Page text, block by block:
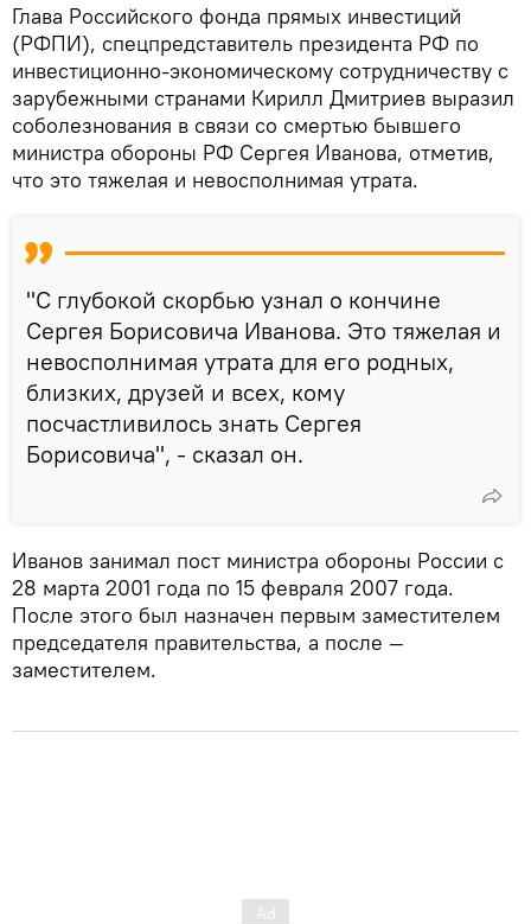
Глава Российского фонда прямых инвестиций
(РФПИ), спецпредставитель президента РФ по
инвестиционно-экономическому сотрудничеству с
зарубежными странами Кирилл Дмитриев выразил
соболезнования в связи со смертью бывшего
министра обороны РФ Сергея Иванова, отметив,
что это тяжелая и невосполнимая утрата.
"С глубокой скорбью узнал о кончине
Сергея Борисовича Иванова. Это тяжелая и
невосполнимая утрата для его родных,
близких, друзей и всех, кому
посчастливилось знать Сергея
Борисовича", - сказал он.
Иванов занимал пост министра обороны России с
28 марта 2001 года по 15 февраля 2007 года.
После этого был назначен первым заместителем
председателя правительства, а после —
заместителем.